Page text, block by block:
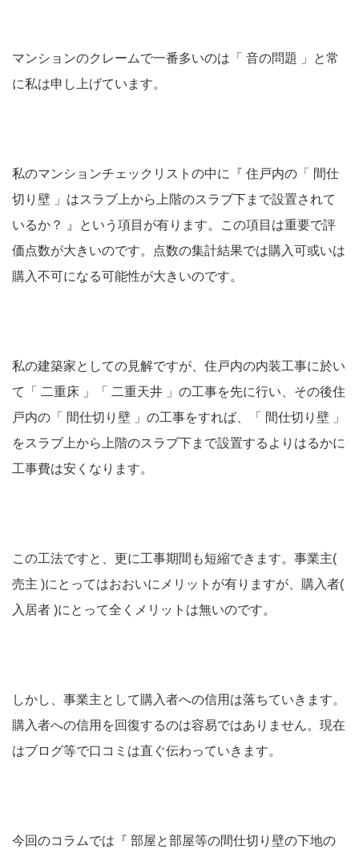
マンションのクレームで一番多いのは「 音の問題 」と常
に私は申し上げています。
私のマンションチェックリストの中に『 住戸内の「 間仕
切り壁 」はスラブ上から上階のスラブ下まで設置されて
いるか？ 』という項目が有ります。この項目は重要で評
価点数が大きいのです。点数の集計結果では購入可或いは
購入不可になる可能性が大きいのです。
私の建築家としての見解ですが、住戸内の内装工事に於い
て「 二重床 」「 二重天井 」の工事を先に行い、その後住
戸内の「 間仕切り壁 」の工事をすれば、「 間仕切り壁 」
をスラブ上から上階のスラブ下まで設置するよりはるかに
工事費は安くなります。
この工法ですと、更に工事期間も短縮できます。事業主(
売主 )にとってはおおいにメリットが有りますが、購入者(
入居者 )にとって全くメリットは無いのです。
しかし、事業主として購入者への信用は落ちていきます。
購入者への信用を回復するのは容易ではありません。現在
はブログ等で口コミは直ぐ伝わっていきます。
今回のコラムでは『 部屋と部屋等の間仕切り壁の下地の